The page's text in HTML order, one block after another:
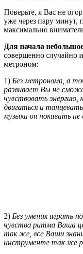
Поверьте, я Вас не
уже через пару минут,
максимально
Для начала
совершенно случайно
метроном:
1) Без метронома, а
развивает Вы не
чувствовать
двигаться и
музыки он покивать
2) Без умения играть
чувства ритма Ваша
так же, все Ваши
инструменте так же